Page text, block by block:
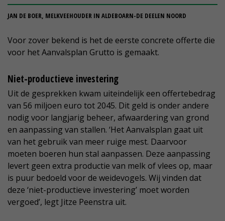
JAN DE BOER, MELKVEEHOUDER IN ALDEBOARN-DE DEELEN NOORD
Voor zover bekend is het de eerste concrete offerte die
voor het Aanvalsplan Grutto is gemaakt.
Niet-productieve investering
Uit de gesprekken kwam uiteindelijk een offertebedrag
van 56 miljoen euro tot 2045. Dit geld is onder andere
nodig voor langjarig beheer, afwaardering van grond
en aanpassing van stallen. ‘Het Aanvalsplan gaat uit
van het gebruik van meer ruige mest. Daarvoor
moeten boeren hun stal aanpassen. Deze aanpassing
levert geen extra productie van melk of vlees op, maar
is puur bedoeld voor de weidevogels. Wij vinden dat
deze ‘niet-productieve investering’ moet worden
vergoed’, legt Jitze Peenstra uit.